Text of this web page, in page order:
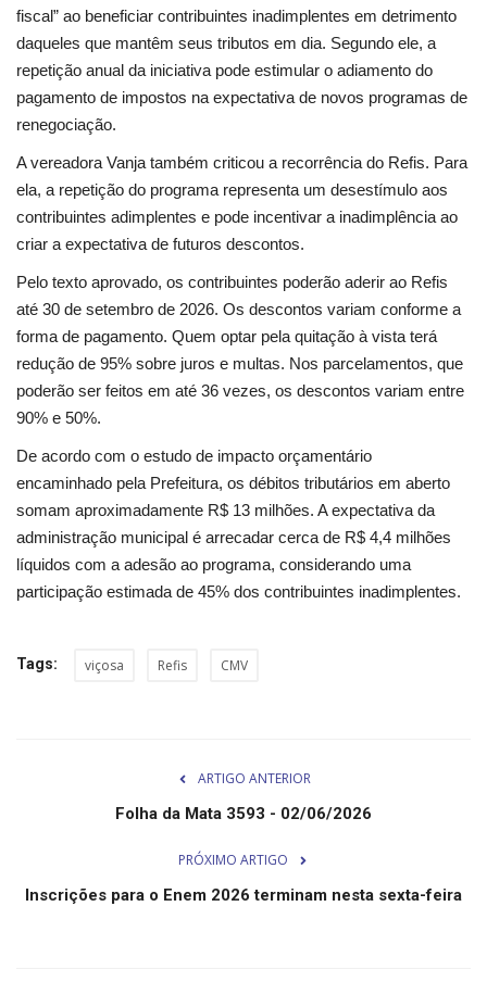
Minas Gerais
fiscal” ao beneficiar contribuintes inadimplentes em detrimento
daqueles que mantêm seus tributos em dia. Segundo ele, a
repetição anual da iniciativa pode estimular o adiamento do
pagamento de impostos na expectativa de novos programas de
renegociação.
A vereadora Vanja também criticou a recorrência do Refis. Para
ela, a repetição do programa representa um desestímulo aos
contribuintes adimplentes e pode incentivar a inadimplência ao
criar a expectativa de futuros descontos.
Pelo texto aprovado, os contribuintes poderão aderir ao Refis
até 30 de setembro de 2026. Os descontos variam conforme a
forma de pagamento. Quem optar pela quitação à vista terá
redução de 95% sobre juros e multas. Nos parcelamentos, que
poderão ser feitos em até 36 vezes, os descontos variam entre
90% e 50%.
De acordo com o estudo de impacto orçamentário
encaminhado pela Prefeitura, os débitos tributários em aberto
somam aproximadamente R$ 13 milhões. A expectativa da
administração municipal é arrecadar cerca de R$ 4,4 milhões
líquidos com a adesão ao programa, considerando uma
participação estimada de 45% dos contribuintes inadimplentes.
Tags: viçosa Refis CMV
ARTIGO ANTERIOR
Folha da Mata 3593 - 02/06/2026
PRÓXIMO ARTIGO
Inscrições para o Enem 2026 terminam nesta sexta-feira